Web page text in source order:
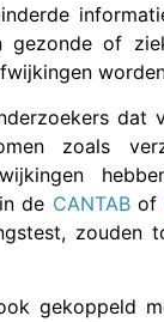
gezonde of
zoals
de CANTABof
zouden
gekoppeld